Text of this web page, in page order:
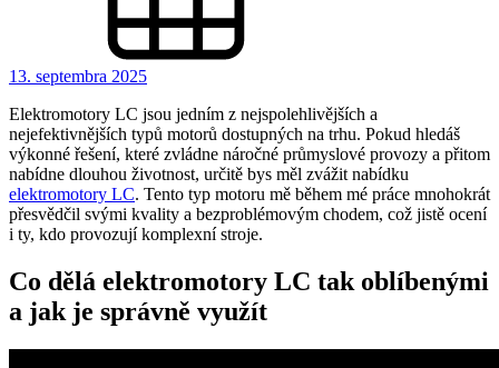
13. septembra 2025
Elektromotory LC jsou jedním z nejspolehlivějších a
nejefektivnějších typů motorů dostupných na trhu. Pokud hledáš
výkonné řešení, které zvládne náročné průmyslové provozy a přitom
nabídne dlouhou životnost, určitě bys měl zvážit nabídku
elektromotory LC. Tento typ motoru mě během mé práce mnohokrát
přesvědčil svými kvality a bezproblémovým chodem, což jistě ocení
i ty, kdo provozují komplexní stroje.
Co dělá elektromotory LC tak oblíbenými
a jak je správně využít